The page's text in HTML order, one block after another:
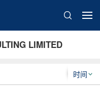
LIMITED
时间